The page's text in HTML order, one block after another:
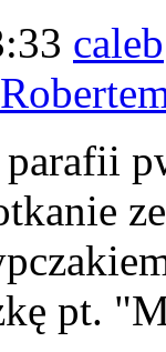
caleb
pt.